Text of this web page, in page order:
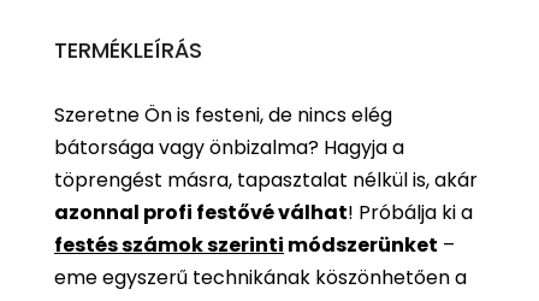
TERMÉKLEÍRÁS
Szeretne Ön is festeni, de nincs elég
bátorsága vagy önbizalma? Hagyja a
töprengést másra, tapasztalat nélkül is, akár
azonnal profi festővé válhat! Próbálja ki a
festés számok szerinti módszerünket –
eme egyszerű technikának köszönhetően a